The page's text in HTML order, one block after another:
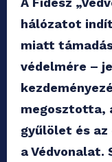
hálózatot
miatt
védelmére –
megosztotta,
gyűlölet és
a Védvonalat.